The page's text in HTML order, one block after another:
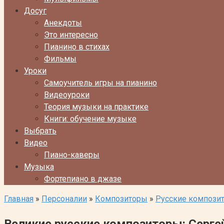
Досуг
Анекдоты
Это интересно
Пианино в стихах
Фильмы
Уроки
Самоучитель игры на пианино
Видеоуроки
Теория музыки на практике
Книги: обучение музыке
Выбрать
Видео
Пиано-каверы
Музыка
Фортепиано в джазе
Главная » Персоналии » Композиторы » Русские